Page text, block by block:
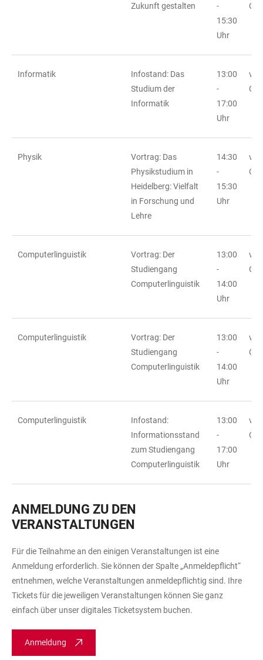
Zukunft gestalten
-
15:30
Uhr
Ort
Informatik
Infostand: Das
Studium der
Informatik
13:00
-
17:00
Uhr
vor
Ort
Physik
Vortrag: Das
Physikstudium in
Heidelberg: Vielfalt
in Forschung und
Lehre
14:30
-
15:30
Uhr
vor
Ort
Computerlinguistik
Vortrag: Der
Studiengang
Computerlinguistik
13:00
-
14:00
Uhr
vor
Ort
Computerlinguistik
Vortrag: Der
Studiengang
Computerlinguistik
13:00
-
14:00
Uhr
vor
Ort
Computerlinguistik
Infostand:
Informationsstand
zum Studiengang
Computerlinguistik
13:00
-
17:00
Uhr
vor
Ort
ANMELDUNG ZU DEN
VERANSTALTUNGEN
Für die Teilnahme an den einigen Veranstaltungen ist eine
Anmeldung erforderlich. Sie können der Spalte „Anmeldepflicht“
entnehmen, welche Veranstaltungen anmeldepflichtig sind. Ihre
Tickets für die jeweiligen Veranstaltungen können Sie ganz
einfach über unser digitales Ticketsystem buchen.
Anmeldung